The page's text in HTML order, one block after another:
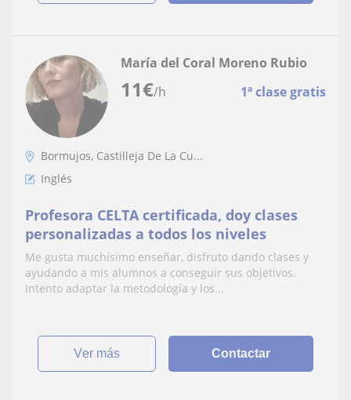
11€/h 1ª clase gratis
María del Coral Moreno Rubio
Bormujos, Castilleja De La Cu...
Inglés
Profesora CELTA certificada, doy clases
personalizadas a todos los niveles
Me gusta muchísimo enseñar, disfruto dando clases y
ayudando a mis alumnos a conseguir sus objetivos.
Intento adaptar la metodología y los...
ver más Contactar